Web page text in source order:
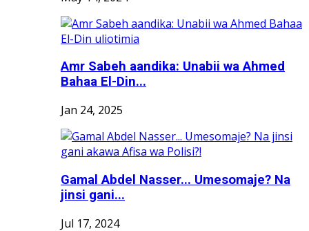
Amr Sabeh aandika: Unabii wa Ahmed
Bahaa El-Din...
Jan 24, 2025
Gamal Abdel Nasser... Umesomaje? Na
jinsi gani...
Jul 17, 2024